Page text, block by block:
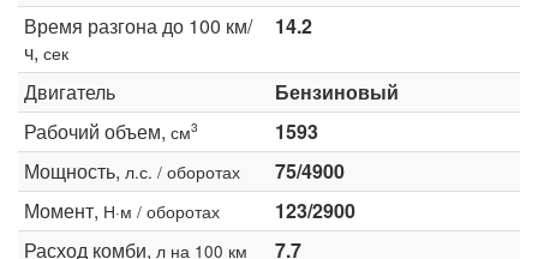
Время разгона до 100 км/
ч, сек
14.2
Двигатель
Бензиновый
Рабочий объем, см3
1593
Мощность, л.с. / оборотах
75/4900
Момент, Н·м / оборотах
123/2900
Расход комби, л на 100 км
7.7